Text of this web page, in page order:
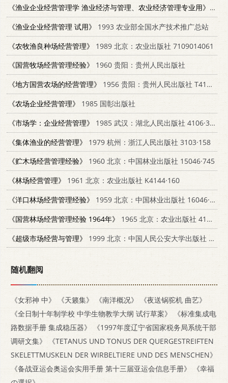
《渔业企业经营管理学 渔业经济与管理、农业经济管理专业用》
《渔业企业经营管理 试用》
1993 农业部全国水产技术推广总站
《农牧渔良种场经营管理》
1989 北京：农业出版社 7109014061
《国营牧场经营管理经验》
1960 贵阳：贵州人民出版社
《地方国营农场的经营管理》
1956 贵阳：贵州人民出版社 T4115·54
《农场企业经营管理》
1985 国彰出版社
《市场学：企业经营管理》
1985 武汉：湖北人民出版社 4106·371
《集体渔业的经营管理》
1979 杭州：浙江人民出版社 3103·158
《贮木场经营管理经验》
1960 北京：中国林业出版社 15046·745
《林场经营管理》
1961 北京：农业出版社 K4144·160
《洋口林场经营管理经验》
1959 北京：中国林业出版社 16046·662
《国营林场经营管理经验 1964年》
1965 北京：农业出版社 4144.200
《超级市场经营与管理》
1999 北京：中国人民公安大学出版社 7810593641
随机翻阅
《女邪神 中》 《天籁集》 《南洋概况》
《夜送锅驼机 曲艺》
《全日制十年制学校 中学生物教学大纲 试行草案》
《标准集成电
路数据手册 集成稳压器》
《1997年度辽宁省国家税务局系统干部
调研文集》
《TETANUS UND TONUS DER QUERGESTREIFTEN
SKELETTMUSKELN DER WIRBELTIERE UND DES MENSCHEN》
《备战亚运会奥运会实用手册 第十三届亚运会信息手册》
《幸福